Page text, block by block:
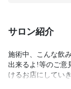
サロン紹介
施術中、こんな飲
出来るよ!等のご意
けるお店にしてい